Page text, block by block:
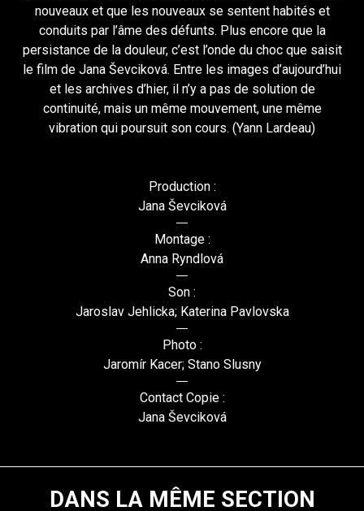
nouveaux et que les nouveaux se sentent habités et
conduits par l’âme des défunts. Plus encore que la
persistance de la douleur, c’est l’onde du choc que saisit
le film de Jana Ševciková. Entre les images d’aujourd’hui
et les archives d’hier, il n’y a pas de solution de
continuité, mais un même mouvement, une même
vibration qui poursuit son cours. (Yann Lardeau)
Production :
Jana Ševciková
Montage :
Anna Ryndlová
Son :
Jaroslav Jehlicka; Katerina Pavlovska
Photo :
Jaromír Kacer; Stano Slusny
Contact Copie :
Jana Ševciková
DANS LA MÊME SECTION